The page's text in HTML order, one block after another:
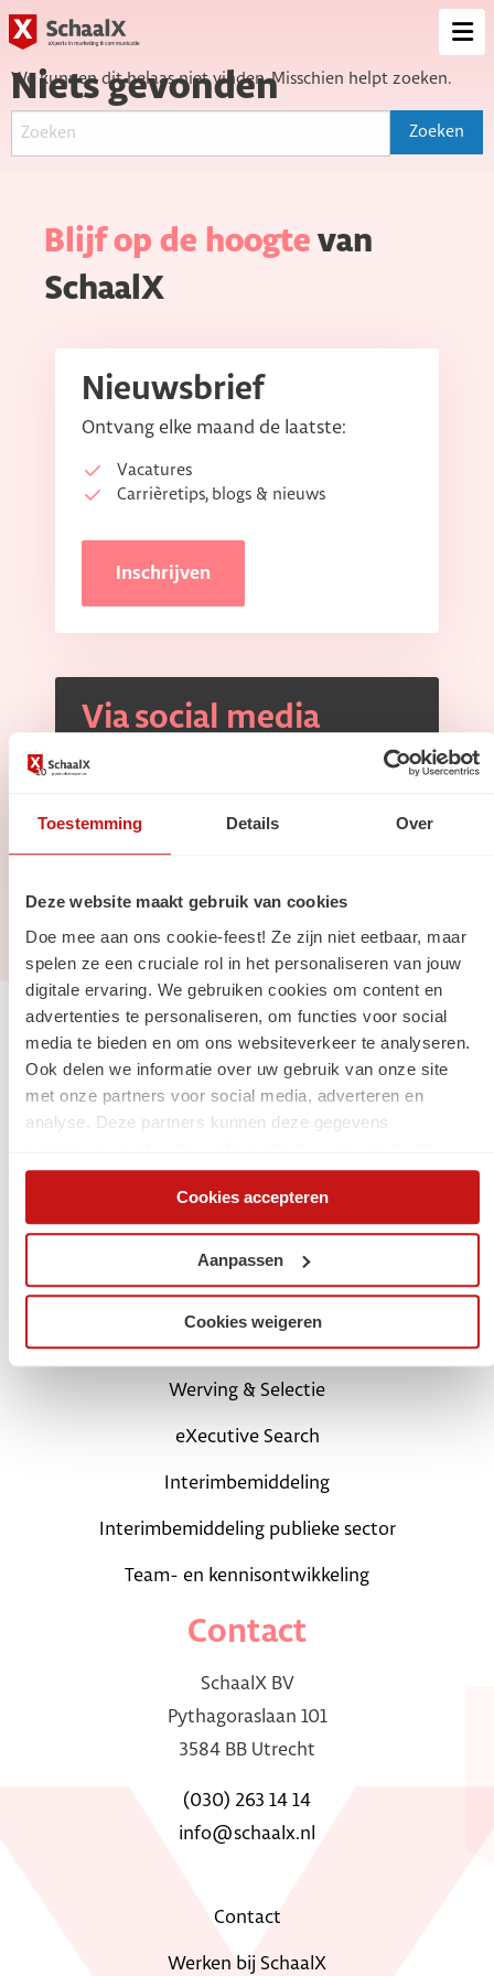
Toestemming Details Over
Deze website maakt gebruik van cookies
Doe mee aan ons cookie-feest! Ze zijn niet eetbaar, maar
spelen ze een cruciale rol in het personaliseren van jouw
digitale ervaring. We gebruiken cookies om content en
advertenties te personaliseren, om functies voor social
media te bieden en om ons websiteverkeer te analyseren.
Ook delen we informatie over uw gebruik van onze site
met onze partners voor social media, adverteren en
analyse. Deze partners kunnen deze gegevens
verstrekt of die ze hebben verzameld op basis van uw
gebruik van hun services. Via de cookieverklaring op onze
website kunt u uw toestemming op elk moment wijzigen of
Cookies accepteren
Aanpassen
Cookies weigeren
Niets gevonden
We kunnen dit helaas niet vinden. Misschien helpt zoeken.
Blijf op de hoogte van
SchaalX
Nieuwsbrief
Ontvang elke maand de laatste:
Vacatures
Carrièretips, blogs & nieuws
Inschrijven
Via social media
Volg ons opInstagram
Jouw carrière
Start met een digital traineeship
Login Mijn SchaalX
Voor opdrachtgevers
SchaalX professionals
Werving & Selectie
eXecutive Search
Interimbemiddeling
Interimbemiddeling publieke sector
Team- en kennisontwikkeling
Contact
SchaalX BV
Pythagoraslaan 101
3584 BB Utrecht
(030) 263 14 14
info@schaalx.nl
Contact
Werken bij SchaalX